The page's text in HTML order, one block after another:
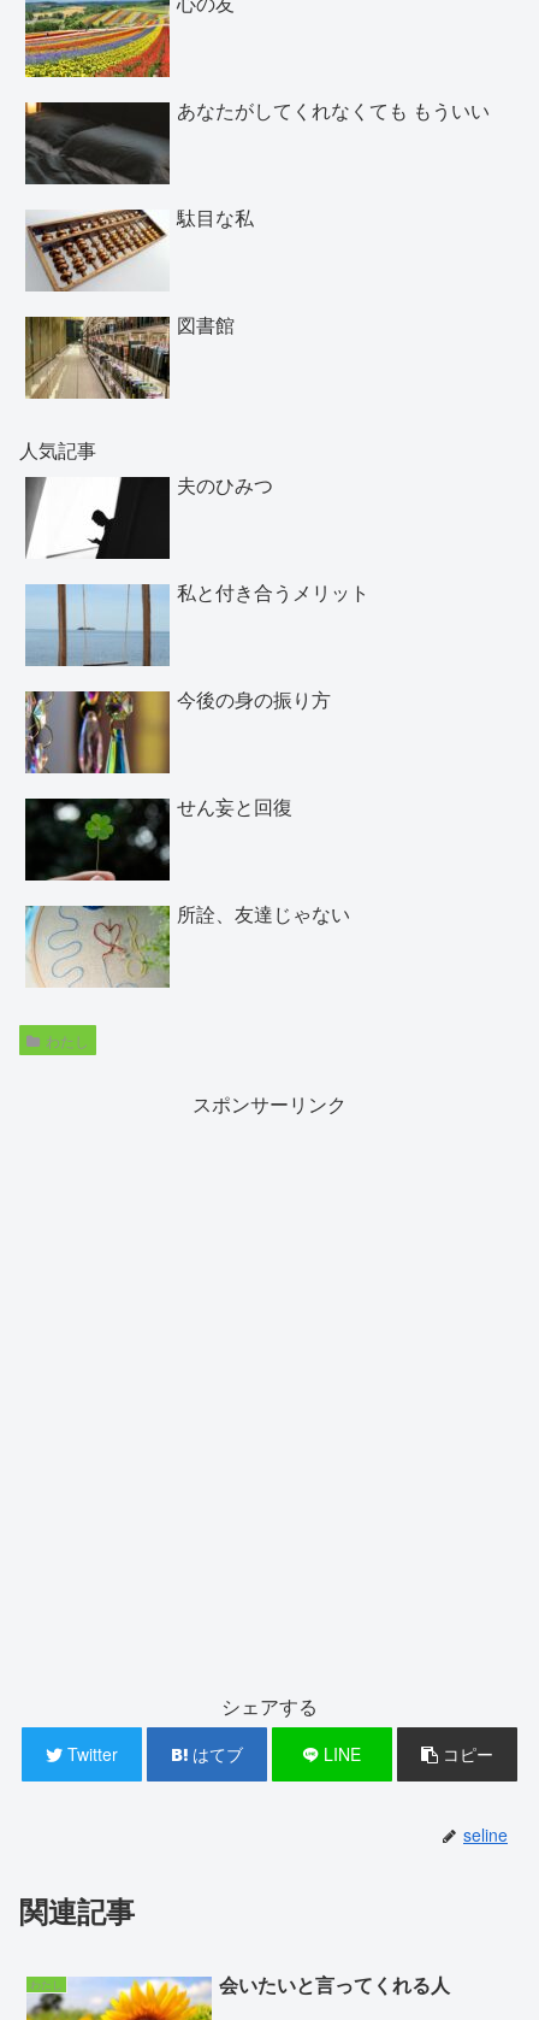
あなたがしてくれなくても もういい
駄目な私
図書館
人気記事
夫のひみつ
私と付き合うメリット
今後の身の振り方
せん妄と回復
所詮、友達じゃない
わたし
スポンサーリンク
シェアする
Twitter はてブ LINE コピー
seline
関連記事
わたし 会いたいと言ってくれる人